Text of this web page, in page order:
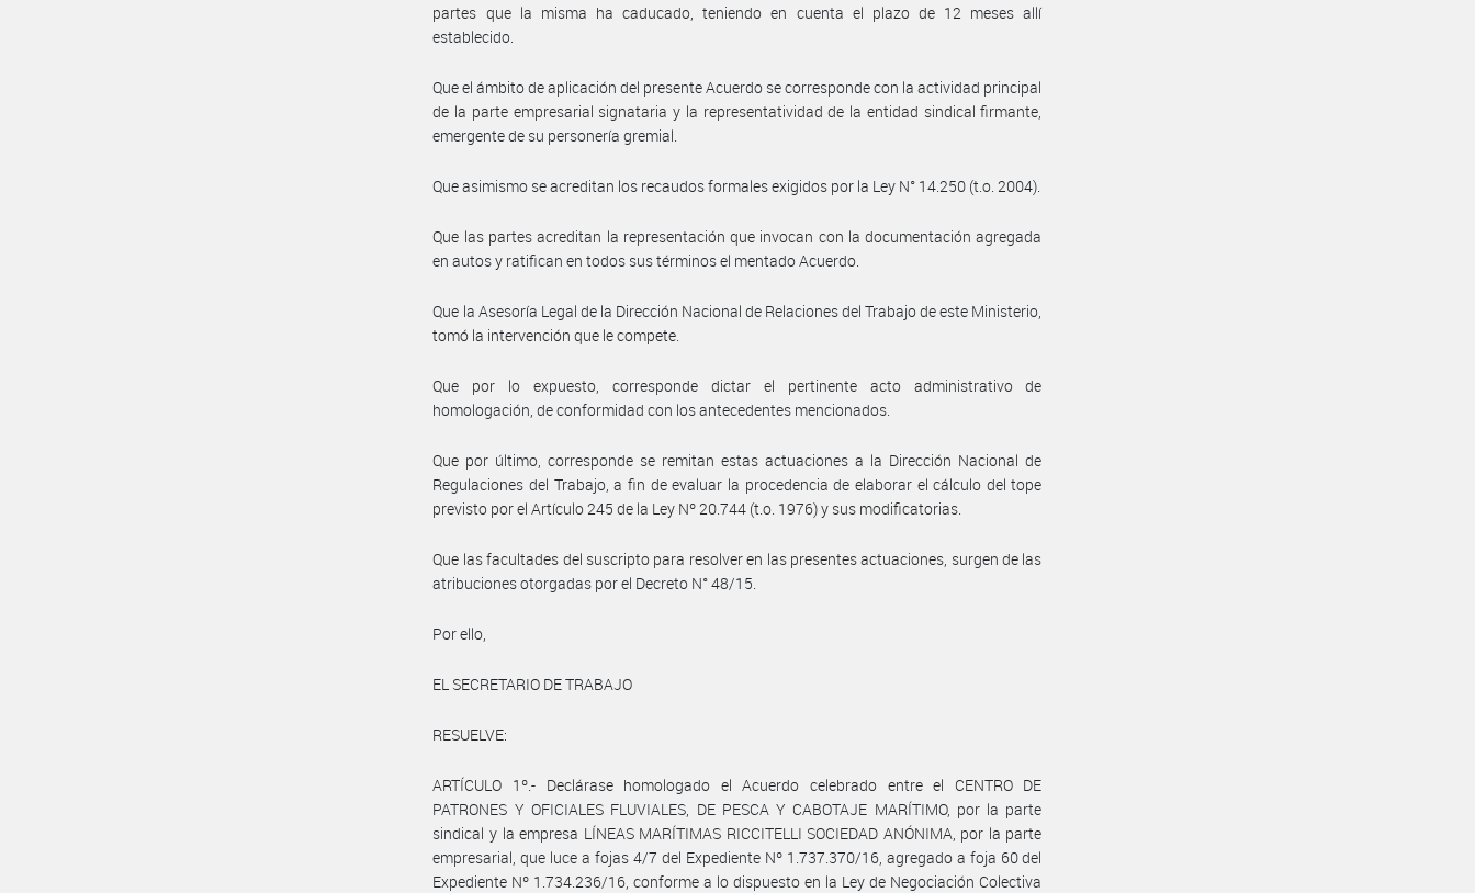
partes que la misma ha caducado, teniendo en cuenta el plazo de 12 meses allí
establecido.
Que el ámbito de aplicación del presente Acuerdo se corresponde con la actividad principal
de la parte empresarial signataria y la representatividad de la entidad sindical firmante,
emergente de su personería gremial.
Que asimismo se acreditan los recaudos formales exigidos por la Ley N° 14.250 (t.o. 2004).
Que las partes acreditan la representación que invocan con la documentación agregada
en autos y ratifican en todos sus términos el mentado Acuerdo.
Que la Asesoría Legal de la Dirección Nacional de Relaciones del Trabajo de este Ministerio,
tomó la intervención que le compete.
Que por lo expuesto, corresponde dictar el pertinente acto administrativo de
homologación, de conformidad con los antecedentes mencionados.
Que por último, corresponde se remitan estas actuaciones a la Dirección Nacional de
Regulaciones del Trabajo, a fin de evaluar la procedencia de elaborar el cálculo del tope
previsto por el Artículo 245 de la Ley Nº 20.744 (t.o. 1976) y sus modificatorias.
Que las facultades del suscripto para resolver en las presentes actuaciones, surgen de las
atribuciones otorgadas por el Decreto N° 48/15.
Por ello,
EL SECRETARIO DE TRABAJO
RESUELVE:
ARTÍCULO 1º.- Declárase homologado el Acuerdo celebrado entre el CENTRO DE
PATRONES Y OFICIALES FLUVIALES, DE PESCA Y CABOTAJE MARÍTIMO, por la parte
sindical y la empresa LÍNEAS MARÍTIMAS RICCITELLI SOCIEDAD ANÓNIMA, por la parte
empresarial, que luce a fojas 4/7 del Expediente Nº 1.737.370/16, agregado a foja 60 del
Expediente Nº 1.734.236/16, conforme a lo dispuesto en la Ley de Negociación Colectiva